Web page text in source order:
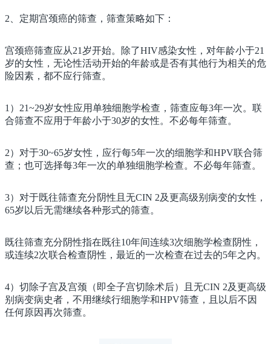
2、定期宫颈癌的筛查，筛查策略如下：
宫颈癌筛查应从21岁开始。除了HIV感染女性，对年龄小于21
岁的女性，无论性活动开始的年龄或是否有其他行为相关的危
险因素，都不应行筛查。
1）21~29岁女性应用单独细胞学检查，筛查应每3年一次。联
合筛查不应用于年龄小于30岁的女性。不必每年筛查。
2）对于30~65岁女性，应行每5年一次的细胞学和HPV联合筛
查；也可选择每3年一次的单独细胞学检查。不必每年筛查。
3）对于既往筛查充分阴性且无CIN 2及更高级别病变的女性，
65岁以后无需继续各种形式的筛查。
既往筛查充分阴性指在既往10年间连续3次细胞学检查阴性，
或连续2次联合检查阴性，最近的一次检查在过去的5年之内。
4）切除子宫及宫颈（即全子宫切除术后）且无CIN 2及更高级
别病变病史者，不用继续行细胞学和HPV筛查，且以后不因
任何原因再次筛查。